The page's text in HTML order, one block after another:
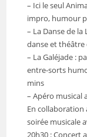
– Ici le seul
impro, humour
– La Danse de la
danse et
– La Galéjade :
entre-sorts
mins
– Apéro musical
En collaboration
soirée musicale
20h30 : Concert